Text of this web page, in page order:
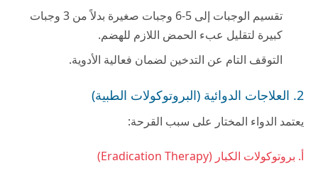
تقسيم الوجبات إلى 5-6 وجبات صغيرة بدلاً من 3 وجبات
كبيرة لتقليل عبء الحمض اللازم للهضم.
التوقف التام عن التدخين لضمان فعالية الأدوية.
2. العلاجات الدوائية (البروتوكولات الطبية)
يعتمد الدواء المختار على سبب القرحة:
أ. بروتوكولات الكبار (Eradication Therapy)